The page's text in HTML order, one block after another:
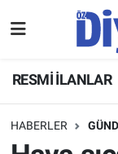
RESMİ İLANLAR
HABERLER
ASAYİŞ
Hava
Namaz